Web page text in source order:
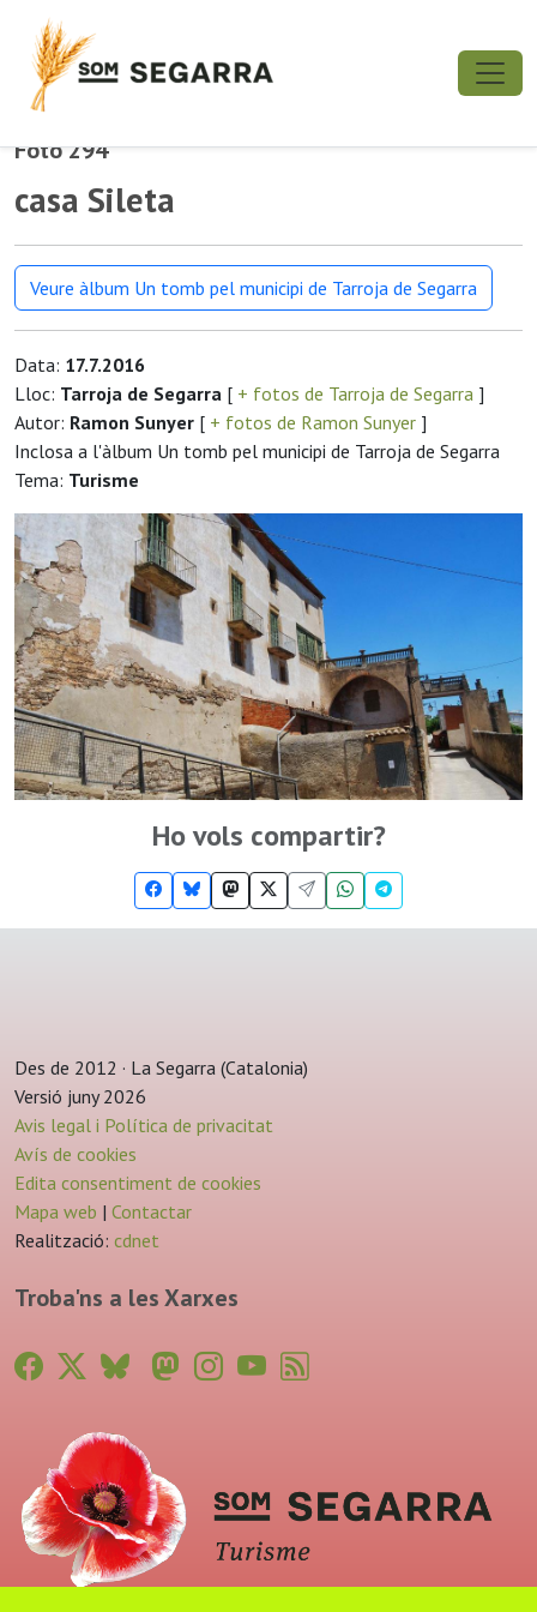
Foto 294
casa Sileta
Veure àlbum Un tomb pel municipi de Tarroja de Segarra
Data: 17.7.2016
Lloc: Tarroja de Segarra [ + fotos de Tarroja de Segarra ]
Autor: Ramon Sunyer [ + fotos de Ramon Sunyer ]
Inclosa a l'àlbum Un tomb pel municipi de Tarroja de Segarra
Tema: Turisme
Ho vols compartir?
Des de 2012 · La Segarra (Catalonia)
Versió juny 2026
Avis legal i Política de privacitat
Avís de cookies
Edita consentiment de cookies
Mapa web | Contactar
Realització: cdnet
Troba'ns a les Xarxes